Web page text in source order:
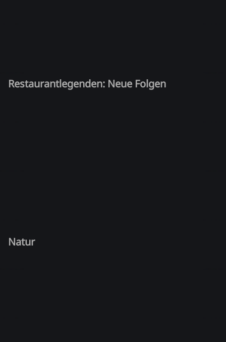
Restaurantlegenden: Neue Folgen
Natur